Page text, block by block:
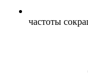
частоты